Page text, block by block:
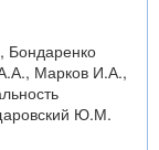
Марков И.А.,
Ю.М.